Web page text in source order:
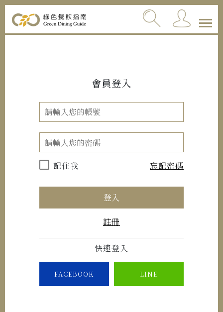
會員登入
記住我 忘記密碼
登入
註冊
快速登入
FACEBOOK LINE